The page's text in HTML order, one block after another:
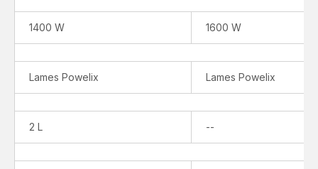
programmes
2,6L
1400 W 1600 W
Lames Powelix Lames Powelix
2 L --